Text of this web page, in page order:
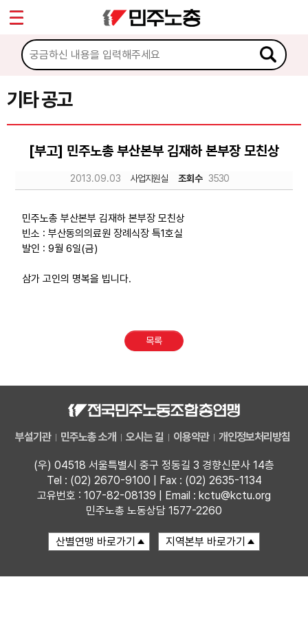
기타 공고
[부고] 민주노총 부산본부 김재하 본부장 모친상
2013.09.03 사업지원실 조회수 3530
민주노총 부산본부 김재하 본부장 모친상
빈소 : 부산동의의료원 장례식장 특1호실
발인 : 9월 6일(금)
삼가 고인의 명복을 빕니다.
목록
부설기관 민주노총 소개 오시는 길 이용약관 개인정보처리방침
(우) 04518 서울특별시 중구 정동길 3 경향신문사 14층
Tel : (02) 2670-9100 | Fax : (02) 2635-1134
고유번호 : 107-82-08139 | Email : kctu@kctu.org
민주노총 노동상담 1577-2260
마이페이지
소개
소식
공지사항
성명·보도
노동상담
Sketchbook5, 스케치북5
Sketchbook5, 스케치북5